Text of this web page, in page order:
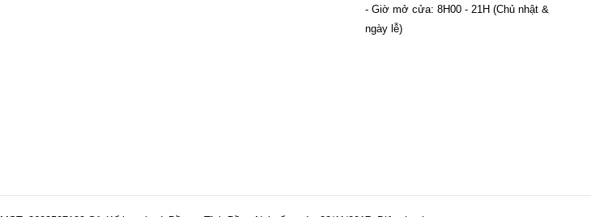
- Giờ mở cửa: 8H00 - 21H (Chủ nhật &
ngày lễ)